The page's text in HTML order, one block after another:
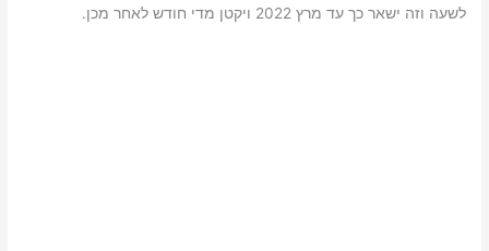
לשעה וזה ישאר כך עד מרץ 2022 ויקטן מדי חודש לאחר מכן.